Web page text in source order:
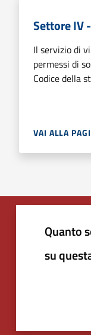
Settore IV
Il servizio di
permessi di
Codice della
VAI ALLA
Quanto
su